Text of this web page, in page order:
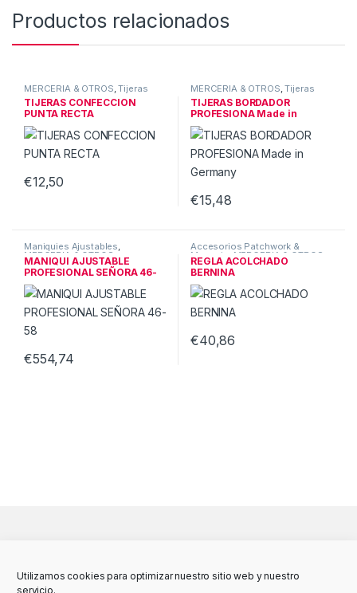
Utilizamos cookies para optimizar nuestro sitio web y nuestro
servicio.
Productos relacionados
MERCERIA & OTROS ,Tijeras
TIJERAS CONFECCION
PUNTA RECTA
€12,50
MERCERIA & OTROS ,Tijeras
TIJERAS BORDADOR
PROFESIONA Made in
Germany
€15,48
Maniquies Ajustables,
MERCERIA & OTROS
MANIQUI AJUSTABLE
PROFESIONAL SEÑORA 46-
58
€554,74
Accesorios Patchwork &
Merceria, MERCERIA & OTROS
REGLA ACOLCHADO
BERNINA
€40,86